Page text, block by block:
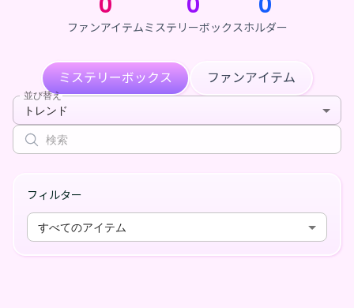
ファンアイテムミステリーボックスホルダー
ミステリーボックス ファンアイテム
並び替え
トレンド
フィルター
すべてのアイテム